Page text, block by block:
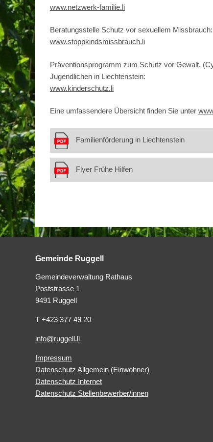
www.netzwerk-familie.li
Beratungsstelle Schutz vor sexuellem Missbrauch:
www.stoppkindsmissbrauch.li
Präventionsprogramm zum Schutz vor Gewalt,
Jugendlichen in Liechtenstein:
www.kinderschutz.li
Eine umfassendere Übersicht finden Sie unter
Familienförderung in Liechtenstein
Flyer Frühe Hilfen
Gemeinde Ruggell
Gemeindeverwaltung Rathaus
Poststrasse 1
9491 Ruggell
T +423 377 49 20
info@ruggell.li
Impressum
Datenschutz Allgemein (Einwohner)
Datenschutz Internet
Datenschutz Stellenbewerber/innen